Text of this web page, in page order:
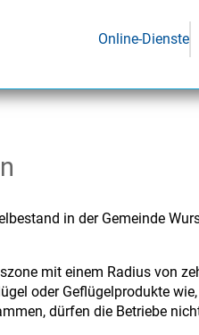
Online-Dienste
in der Gemeinde
mit einem Radius von
oder Geflügelprodukte
dürfen die Betriebe